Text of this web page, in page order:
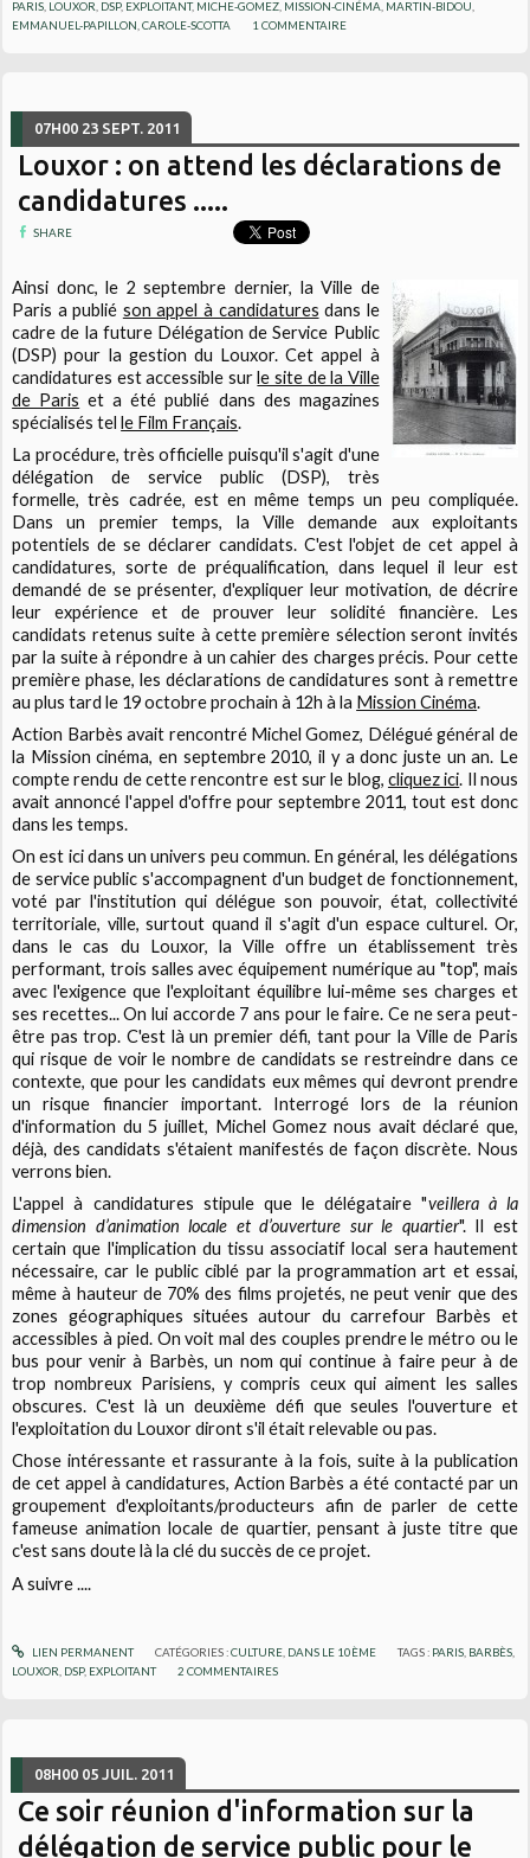
PARIS LOUXOR DSP, EXPLOITANT, MICHE-GOMEZ MISSION-CINÉMA MARTIN-BIDOU
EMMANUEL-PAPILLON ,CAROLE-SCOTTA 1 COMMENTAIRE
07H00 23 SEPT. 2011
Louxor : on attend les déclarations de
candidatures .....
SHARE
Ainsi donc, le 2 septembre dernier, la Ville de
Paris a publié son appel à candidatures dans le
cadre de la future Délégation de Service Public
(DSP) pour la gestion du Louxor. Cet appel à
candidatures est accessible surle site de la Ville
de Paris et a été publié dans des magazines
spécialisés telle Film Français.
La procédure, très officielle puisqu'il s'agit d'une
délégation de service public (DSP), très
formelle, très cadrée, est en même temps un peu compliquée.
Dans un premier temps, la Ville demande aux exploitants
potentiels de se déclarer candidats. C'est l'objet de cet appel à
candidatures, sorte de préqualification, dans lequel il leur est
demandé de se présenter, d'expliquer leur motivation, de décrire
leur expérience et de prouver leur solidité financière. Les
candidats retenus suite à cette première sélection seront invités
par la suite à répondre à un cahier des charges précis. Pour cette
première phase, les déclarations de candidatures sont à remettre
au plus tard le 19 octobre prochain à 12h à la Mission Cinéma.
Action Barbès avait rencontré Michel Gomez, Délégué général de
la Mission cinéma, en septembre 2010, il y a donc juste un an. Le
compte rendu de cette rencontre est sur le blog, cliquez ici. Il nous
avait annoncé l'appel d'offre pour septembre 2011, tout est donc
dans les temps.
On est ici dans un univers peu commun. En général, les délégations
de service public s'accompagnent d'un budget de fonctionnement,
voté par l'institution qui délégue son pouvoir, état, collectivité
territoriale, ville, surtout quand il s'agit d'un espace culturel. Or,
dans le cas du Louxor, la Ville offre un établissement très
performant, trois salles avec équipement numérique au "top", mais
avec l'exigence que l'exploitant équilibre lui-même ses charges et
ses recettes... On lui accorde 7 ans pour le faire. Ce ne sera peut-
être pas trop. C'est là un premier défi, tant pour la Ville de Paris
qui risque de voir le nombre de candidats se restreindre dans ce
contexte, que pour les candidats eux mêmes qui devront prendre
un risque financier important. Interrogé lors de la réunion
d'information du 5 juillet, Michel Gomez nous avait déclaré que,
déjà, des candidats s'étaient manifestés de façon discrète. Nous
verrons bien.
L'appel à candidatures stipule que le délégataire "veillera à la
dimension d’animation locale et d’ouverture sur le quartier". Il est
certain que l'implication du tissu associatif local sera hautement
nécessaire, car le public ciblé par la programmation art et essai,
même à hauteur de 70% des films projetés, ne peut venir que des
zones géographiques situées autour du carrefour Barbès et
accessibles à pied. On voit mal des couples prendre le métro ou le
bus pour venir à Barbès, un nom qui continue à faire peur à de
trop nombreux Parisiens, y compris ceux qui aiment les salles
obscures. C'est là un deuxième défi que seules l'ouverture et
l'exploitation du Louxor diront s'il était relevable ou pas.
Chose intéressante et rassurante à la fois, suite à la publication
de cet appel à candidatures, Action Barbès a été contacté par un
groupement d'exploitants/producteurs afin de parler de cette
fameuse animation locale de quartier, pensant à juste titre que
c'est sans doute là la clé du succès de ce projet.
A suivre ....
LIEN PERMANENT CATÉGORIES :CULTURE, DANS LE 10ÈME TAGS : PARIS BARBÈS
LOUXOR DSP, EXPLOITANT 2 COMMENTAIRES
08H00 05 JUIL. 2011
Ce soir réunion d'information sur la
délégation de service public pour le